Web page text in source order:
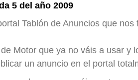
5 del año 2009
Tablón de Anuncios que nos
Motor que ya no váis a usar y
un anuncio en el portal